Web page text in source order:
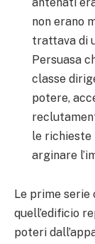
non erano
trattava di
Persuasa
classe
potere,
le richieste
arginare
Le prime
quell’edificio
poteri